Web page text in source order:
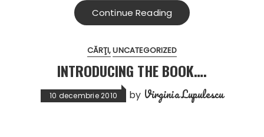
Continue Reading
CĂRŢI UNCATEGORIZED
INTRODUCING THE BOOK….
10 decembrie 2010 by Virginia Lupulescu